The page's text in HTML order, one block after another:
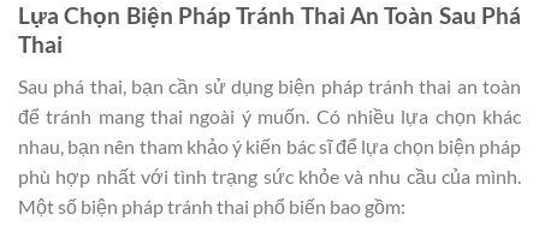
Lựa Chọn Biện Pháp Tránh Thai An Toàn Sau Phá
Thai
Sau phá thai, bạn cần sử dụng biện pháp tránh thai an toàn
để tránh mang thai ngoài ý muốn. Có nhiều lựa chọn khác
nhau, bạn nên tham khảo ý kiến bác sĩ để lựa chọn biện pháp
phù hợp nhất với tình trạng sức khỏe và nhu cầu của mình.
Một số biện pháp tránh thai phổ biến bao gồm: